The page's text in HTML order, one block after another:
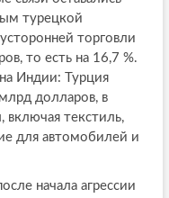
турецкой
торговли
то есть на 16,7 %.
Индии: Турция
долларов, в
текстиль,
для автомобилей и
начала агрессии